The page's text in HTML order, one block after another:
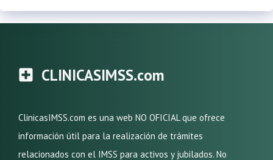
CLINICASIMSS.com
ClinicasIMSS.com es una web NO OFICIAL que ofrece
información útil para la realización de trámites
relacionados con el IMSS para activos y jubilados. No